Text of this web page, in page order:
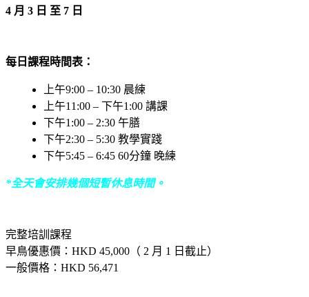
4 月 3 日 至 7 日
每日課程時間表：
上午9:00 – 10:30 晨練
上午11:00 – 下午1:00 講課
下午1:00 – 2:30 午膳
下午2:30 – 5:30 教學實踐
下午5:45 – 6:45 60分鐘 晚練
*全天會安排幾個短暫休息時間。
完整培訓課程
早鳥優惠價：HKD 45,000（ 2 月 1 日截止）
一般價格：HKD 56,471